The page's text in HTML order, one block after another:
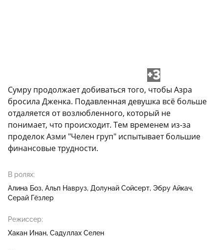
+3
Сумру продолжает добиваться того, чтобы Азра
бросила Дженка. Подавленная девушка всё больше
отдаляется от возлюбленного, который не
понимает, что происходит. Тем временем из-за
проделок Азми "Челен груп" испытывает большие
финансовые трудности.
В ролях:
Алина Боз Альп Навруз Долунай Сойсерт Эбру Айкач
Серай Гёзлер
Режиссер:
Хакан Инан Садуллах Селен